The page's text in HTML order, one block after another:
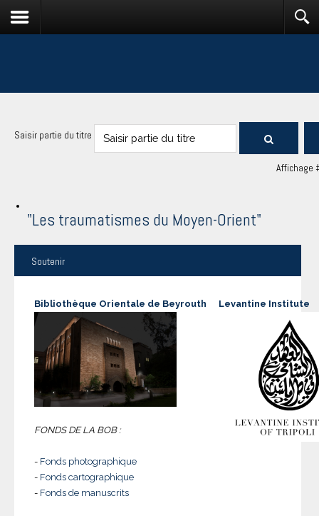
Saisir partie du titre
Affichage
"Les traumatismes du Moyen-Orient"
Soutenir
Bibliothèque Orientale de Beyrouth
FONDS DE LA BOB :
- Fonds photographique
- Fonds cartographique
- Fonds de manuscrits
Levantine Institute